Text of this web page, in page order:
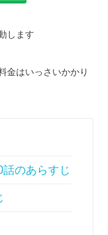
します
金はいっさいかかり
のあらすじ